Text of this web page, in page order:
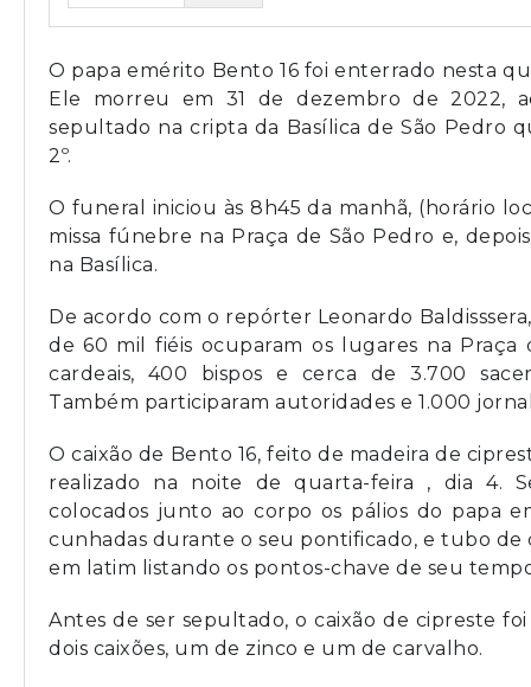
O papa emérito Bento 16 foi enterrado nesta
Ele morreu em 31 de dezembro de 2022,
sepultado na cripta da Basílica de São Pedro
2º.
O funeral iniciou às 8h45 da manhã, (horário
missa fúnebre na Praça de São Pedro e,
na Basílica.
De acordo com o repórter Leonardo
de 60 mil fiéis ocuparam os lugares na Praça
cardeais, 400 bispos e cerca de 3.700
Também participaram autoridades e 1.000
O caixão de Bento 16, feito de madeira de
realizado na noite de quarta-feira , dia 4.
colocados junto ao corpo os pálios do papa
cunhadas durante o seu pontificado, e tubo
em latim listando os pontos-chave de seu
Antes de ser sepultado, o caixão de cipreste
dois caixões, um de zinco e um de carvalho.